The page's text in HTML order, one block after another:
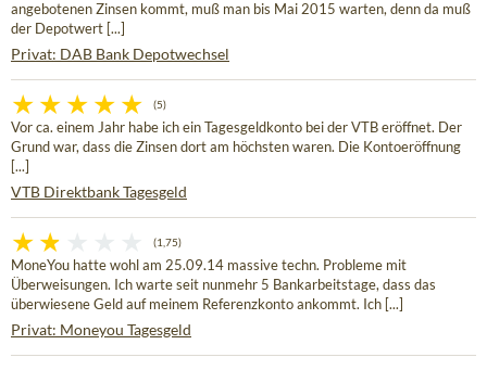
angebotenen Zinsen kommt, muß man bis Mai 2015 warten, denn da muß
der Depotwert [...]
Privat: DAB Bank Depotwechsel
(5)
Vor ca. einem Jahr habe ich ein Tagesgeldkonto bei der VTB eröffnet. Der
Grund war, dass die Zinsen dort am höchsten waren. Die Kontoeröffnung
[...]
VTB Direktbank Tagesgeld
(1,75)
MoneYou hatte wohl am 25.09.14 massive techn. Probleme mit
Überweisungen. Ich warte seit nunmehr 5 Bankarbeitstage, dass das
überwiesene Geld auf meinem Referenzkonto ankommt. Ich [...]
Privat: Moneyou Tagesgeld